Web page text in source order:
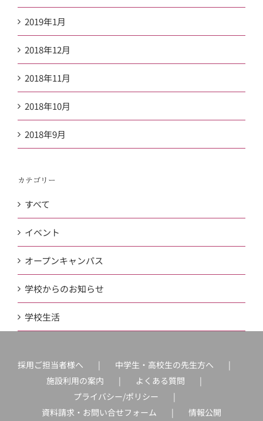
2019年1月
2018年12月
2018年11月
2018年10月
2018年9月
カテゴリー
すべて
イベント
オープンキャンパス
学校からのお知らせ
学校生活
採用ご担当者様へ
中学生・高校生の先生方へ
施設利用の案内
よくある質問
プライバシー/ポリシー
資料請求・お問い合せフォーム
情報公開